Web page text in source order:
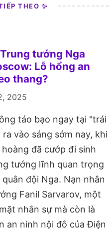
THEO ✨
tướng Nga
Lỗ hổng an
thang?
2025
táo bạo ngay tại "trái
vào sáng sớm nay, khi
đã cướp đi sinh
tướng lĩnh quan trọng
đội Nga. Nạn nhân
Fanil Sarvarov, một
nhân sự mà còn là
an ninh nội đô của Điện